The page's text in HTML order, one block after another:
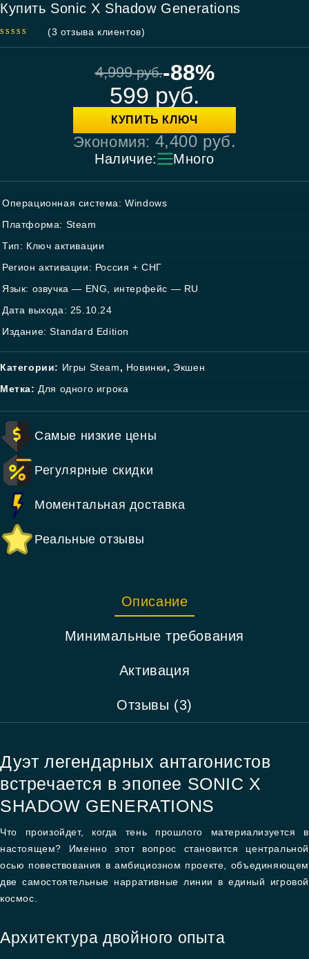
Купить Sonic X Shadow Generations
(3 отзыва клиентов)
4,999руб.-88%
599 руб.
КУПИТЬ КЛЮЧ
Экономия: 4,400 руб.
Наличие: Много
Операционная система: Windows
Платформа: Steam
Тип: Ключ активации
Регион активации: Россия + СНГ
Язык: озвучка — ENG, интерфейс — RU
Дата выхода: 25.10.24
Издание: Standard Edition
Категории: Игры Steam, Новинки, Экшен
Метка: Для одного игрока
Самые низкие цены
Регулярные скидки
Моментальная доставка
Реальные отзывы
Описание
Минимальные требования
Активация
Отзывы (3)
Дуэт легендарных антагонистов
встречается в эпопее SONIC X
SHADOW GENERATIONS
Что произойдет, когда тень прошлого материализуется в
настоящем? Именно этот вопрос становится центральной
осью повествования в амбициозном проекте, объединяющем
две самостоятельные нарративные линии в единый игровой
космос.
Архитектура двойного опыта